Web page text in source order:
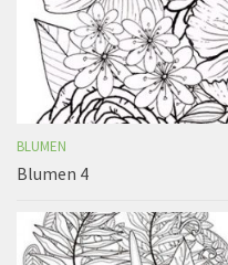
BLUMEN
Blumen 4